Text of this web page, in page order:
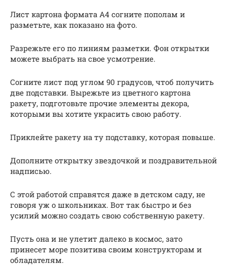
Лист картона формата А4 согните пополам и
разметьте, как показано на фото.
Разрежьте его по линиям разметки. Фон открытки
можете выбрать на свое усмотрение.
Согните лист под углом 90 градусов, чтоб получить
две подставки. Вырежьте из цветного картона
ракету, подготовьте прочие элементы декора,
которыми вы хотите украсить свою работу.
Приклейте ракету на ту подставку, которая повыше.
Дополните открытку звездочкой и поздравительной
надписью.
С этой работой справятся даже в детском саду, не
говоря уж о школьниках. Вот так быстро и без
усилий можно создать свою собственную ракету.
Пусть она и не улетит далеко в космос, зато
принесет море позитива своим конструкторам и
обладателям.